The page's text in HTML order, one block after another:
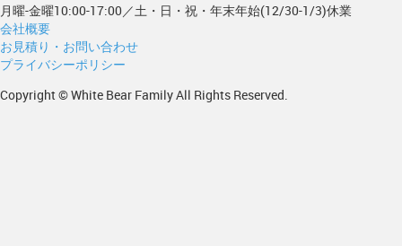
月曜-金曜10:00-17:00／土・日・祝・年末年始(12/30-1/3)休業
会社概要
お見積り・お問い合わせ
プライバシーポリシー
Copyright © White Bear Family All Rights Reserved.